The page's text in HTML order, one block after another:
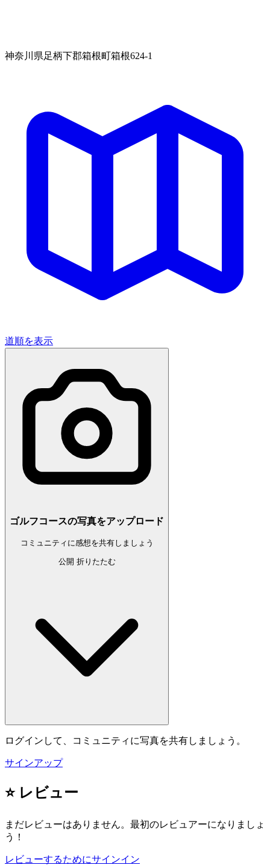
神奈川県足柄下郡箱根町箱根624-1
道順を表示
ゴルフコースの写真をアップロード
コミュニティに感想を共有しましょう
公開 折りたたむ
ログインして、コミュニティに写真を共有しましょう。
サインアップ
⭐ レビュー
まだレビューはありません。最初のレビュアーになりましょ
う！
レビューするためにサインイン